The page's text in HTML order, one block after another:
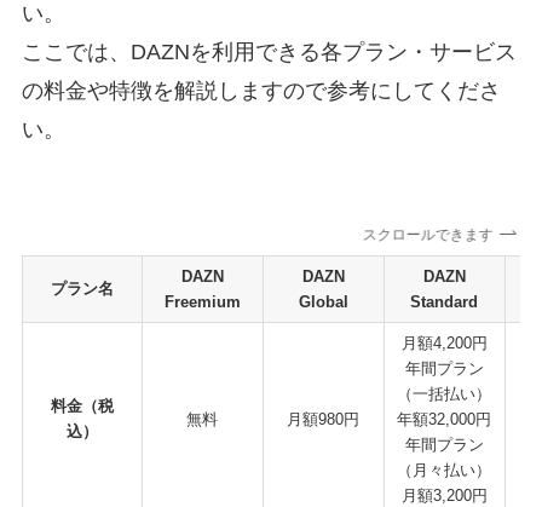
い。
ここでは、DAZNを利用できる各プラン・サービス
の料金や特徴を解説しますので参考にしてくださ
い。
スクロールできます
プラン名
DAZN
Freemium
DAZN
Global
DAZN
Standard
料金（税
込）
無料 月額980円
月額4,200円
年間プラン
（一括払い）
年額32,000円
年間プラン
（月々払い）
月額3,200円